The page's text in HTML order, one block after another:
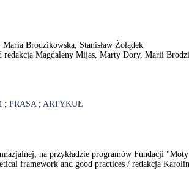
Brodzikowska, Stanisław Żołądek
Magdaleny Mijas, Marty Dory, Marii
; PRASA; ARTYKUŁ
na przykładzie programów Fundacji
framework and good practices / redakcja